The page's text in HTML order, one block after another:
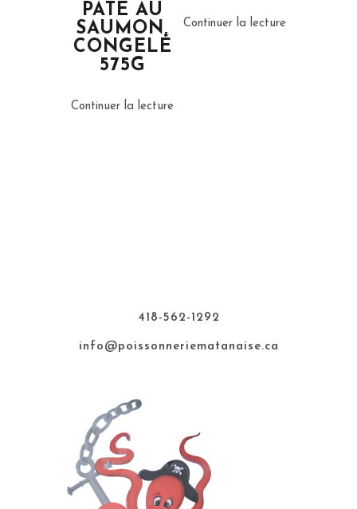
PÂTÉ AU
SAUMON,
CONGELÉ
575G
Continuer la lecture
Continuer la lecture
418-562-1292
info@poissonneriematanaise.ca